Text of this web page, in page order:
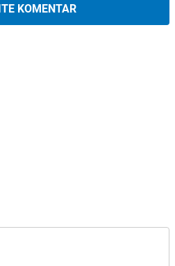
KOMENTAR